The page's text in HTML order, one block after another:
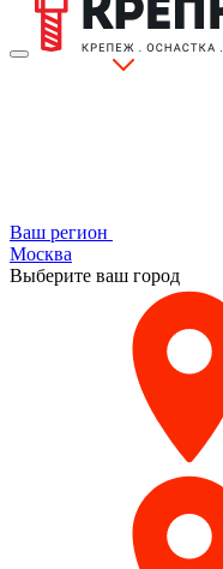
Ваш регион
Москва
Выберите ваш город